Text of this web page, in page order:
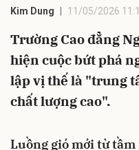
Kim Dung 11/05/2026
Trường Cao đẳng
hiện cuộc bứt phá
lập vị thế là "trung
chất lượng cao".
Luồng gió mới từ